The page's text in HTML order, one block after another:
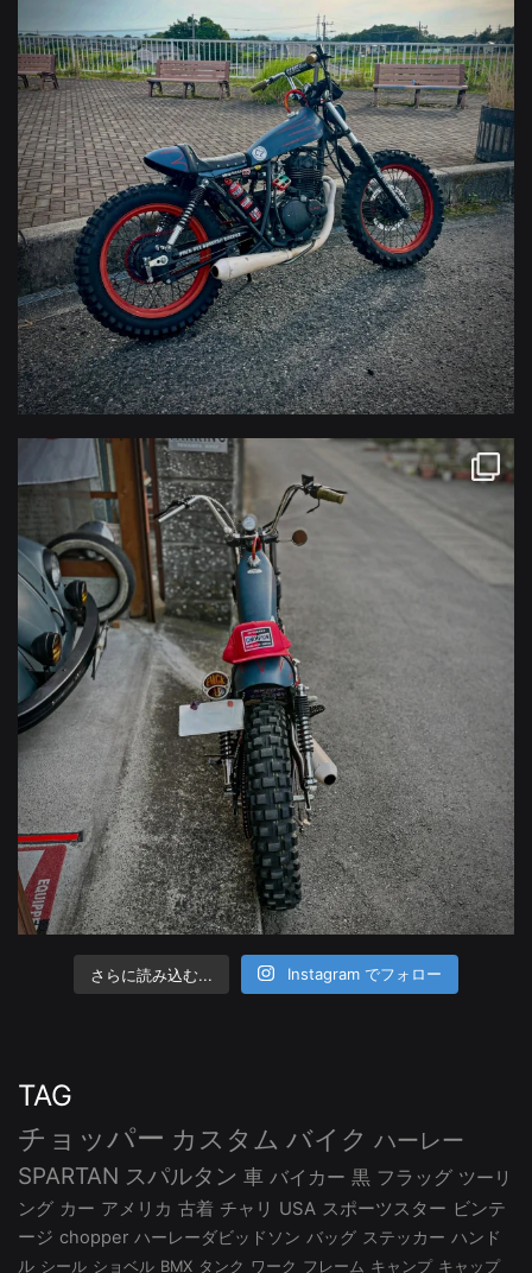
さらに読み込む... Instagram でフォロー
TAG
チョッパー カスタム バイク ハーレー
SPARTAN スパルタン 車 バイカー 黒 フラッグ ツーリ
ング カー アメリカ 古着 チャリ USA スポーツスター ビンテ
ージ chopper ハーレーダビッドソン バッグ ステッカー ハンド
ル シール ショベル BMX タンク ワーク フレーム キャンプ キャップ